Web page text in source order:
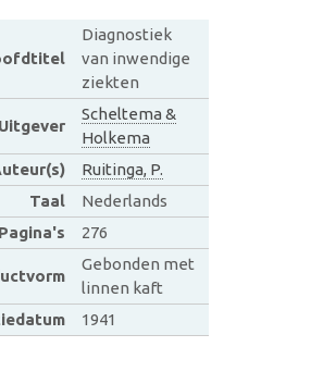
Diagnostiek
van inwendige
ziekten
Uitgever
Scheltema &
Holkema
Ruitinga, P.
Taal
Nederlands
Pagina's
276
Gebonden met
linnen kaft
1941